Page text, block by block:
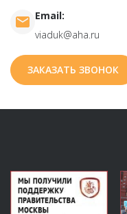
Email:
viaduk@aha.ru
ЗАКАЗАТЬ ЗВОНОК